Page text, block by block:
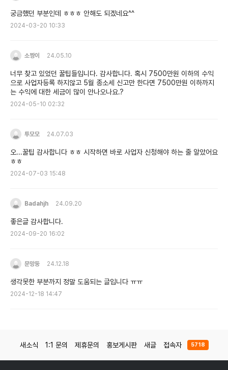
궁금했던 부분인데 ㅎㅎㅎ 안해도 되겠네요^^
2024-03-20 10:33
소짱이 24.05.10
너무 찾고 있었던 꿀팁들입니다. 감사합니다. 혹시 7500만원 이하의 수익
으로 사업자등록 하지않고 5월 종소세 신고만 한다면 7500만원 이하까지
는 수익에 대한 세금이 많이 안나오나요.?
2024-05-10 02:32
투모모 24.07.03
오...꿀팁 감사합니다 ㅎㅎ 시작하면 바로 사업자 신청해야 하는 줄 알았어요
ㅎㅎ
2024-07-03 15:48
Badahjh 24.09.20
좋은글 감사합니다.
2024-09-20 16:02
문망둥 24.12.18
생각못한 부분까지 정말 도움되는 글입니다 ㅠㅠ
2024-12-18 14:47
새소식 1:1 문의 제휴문의 홍보게시판 새글 접속자 5718